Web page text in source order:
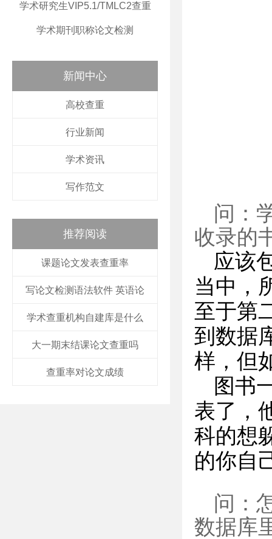
学术研究生VIP5.1/TMLC2查重
学术期刊职称论文检测
新闻中心
高校查重
行业新闻
学术资讯
写作范文
推荐阅读
课题论文发表查重率
写论文检测语法软件 英语论
学术查重机构自建库是什么
大一期末结课论文查重吗
查重率对论文成绩
问：
收录的
应该
当中，
至于第
到数据
样，但
图书
表了，
科的想
的你自
问：
数据库